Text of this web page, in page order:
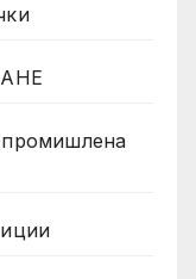
промишлена